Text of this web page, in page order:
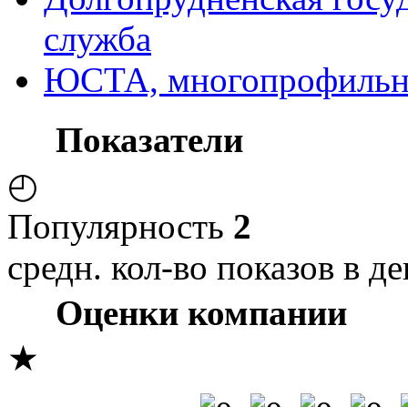
служба
ЮСТА,
Показатели
◴
Популярность 2
средн. кол-во показов в
Оценки компании
★